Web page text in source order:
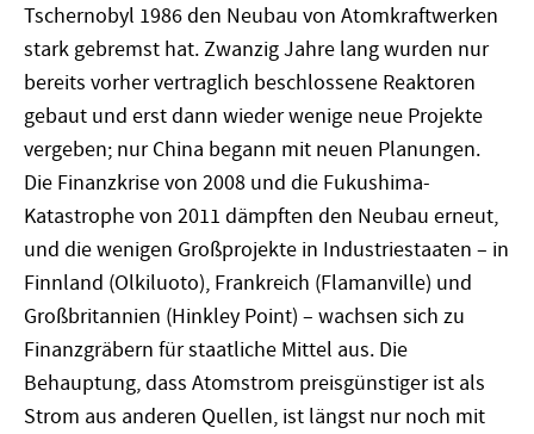
Tschernobyl 1986 den Neubau von Atomkraftwerken
stark gebremst hat. Zwanzig Jahre lang wurden nur
bereits vorher vertraglich beschlossene Reaktoren
gebaut und erst dann wieder wenige neue Projekte
vergeben; nur China begann mit neuen Planungen.
Die Finanzkrise von 2008 und die Fukushima-
Katastrophe von 2011 dämpften den Neubau erneut,
und die wenigen Großprojekte in Industriestaaten – in
Finnland (Olkiluoto), Frankreich (Flamanville) und
Großbritannien (Hinkley Point) – wachsen sich zu
Finanzgräbern für staatliche Mittel aus. Die
Behauptung, dass Atomstrom preisgünstiger ist als
Strom aus anderen Quellen, ist längst nur noch mit